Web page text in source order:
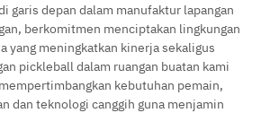
garis depan dalam manufaktur lapangan
berkomitmen menciptakan lingkungan
yang meningkatkan kinerja sekaligus
pickleball dalam ruangan buatan kami
kebutuhan pemain,
dan teknologi canggih guna menjamin